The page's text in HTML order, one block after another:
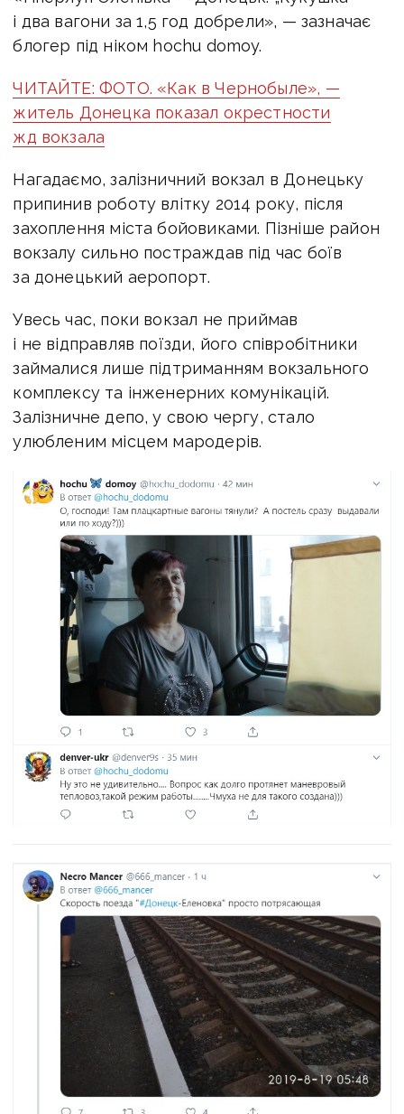
і два вагони за 1,5 год добрели», — зазначає
блогер під ніком hochu domoy.
ЧИТАЙТЕ: ФОТО. «Как в Чернобыле», —
житель Донецка показал окрестности
жд вокзала
Нагадаємо, залізничний вокзал в Донецьку
припинив роботу влітку 2014 року, після
захоплення міста бойовиками. Пізніше район
вокзалу сильно постраждав під час боїв
за донецький аеропорт.
Увесь час, поки вокзал не приймав
і не відправляв поїзди, його співробітники
займалися лише підтриманням вокзального
комплексу та інженерних комунікацій.
Залізничне депо, у свою чергу, стало
улюбленим місцем мародерів.